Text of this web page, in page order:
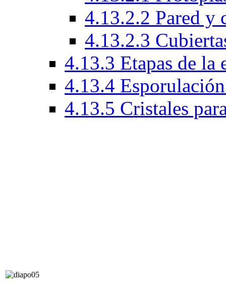
4.13.2.2 Pared y
4.13.2.3
4.13.3 Etapas de la
4.13.4
4.13.5 Cristales